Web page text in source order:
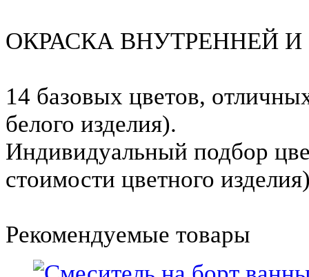
ОКРАСКА ВНУТРЕННЕЙ
14 базовых цветов,
белого изделия).
Индивидуальный подбор
стоимости цветного
Рекомендуемые товары